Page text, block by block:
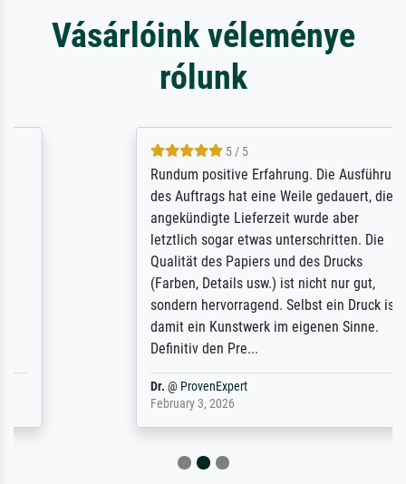
Vásárlóink véleménye
rólunk
5 / 5
Rundum positive Erfahrung. Die Ausführung
des Auftrags hat eine Weile gedauert, die
angekündigte Lieferzeit wurde aber
letztlich sogar etwas unterschritten. Die
Qualität des Papiers und des Drucks
(Farben, Details usw.) ist nicht nur gut,
sondern hervorragend. Selbst ein Druck ist
damit ein Kunstwerk im eigenen Sinne.
Definitiv den Pre...
ProvenExpert
February 3, 2026